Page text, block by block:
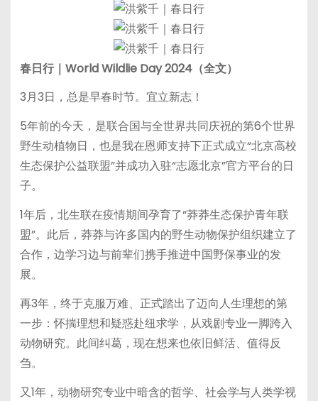
春日行｜World Wildlie Day 2024（全文）
3月3日，总是早春时节。宜立新志！
5年前的今天，是联合国与全世界共同庆祝的第6个世界
野生动植物日，也是我在恩师支持下正式成立“北京高校
生态保护公益联盟”并成功入驻“志愿北京”官方平台的日
子。
1年后，北生联在疫情期间孕育了“莽莽生态保护青年联
盟”。此后，莽莽与许多国内的野生动物保护组织建立了
合作，边学习边与前辈们携手推进中国野保事业的发
展。
再3年，终于克服万难、正式踏出了迈向人生理想的第
一步：怀揣理想和疑惑赴纽求学，从戏剧专业一脚跨入
动物研究。此间纠葛，现在想来也依旧鲜活、值得反
刍。
又1年，动物研究专业中暗含的哲学、社会学与人类学视